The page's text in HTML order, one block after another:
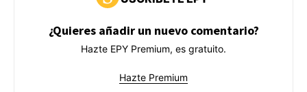
¿Quieres añadir un nuevo comentario?
Hazte EPY Premium, es gratuito.
Hazte Premium